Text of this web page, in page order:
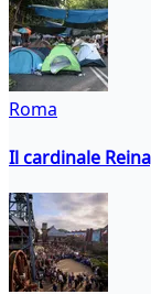
Roma
Il cardinale